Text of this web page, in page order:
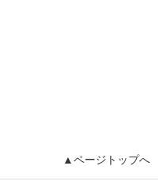
▲ページトップへ